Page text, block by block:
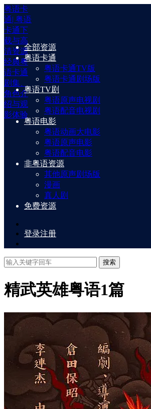
粤语卡
通| 粤语
卡通下
载与高
清资源
经典粤
语卡通
剧集、
角色介
绍与观
影体验
全部资源
粤语卡通
粤语卡通TV版
粤语卡通剧场版
粤语TV剧
粤语原声电视剧
粤语配音电视剧
粤语电影
粤语动画大电影
粤语原声电影
粤语配音电影
非粤语资源
其他原声剧场版
漫画
真人剧
免费资源
登录注册
搜索
精武英雄粤语1篇